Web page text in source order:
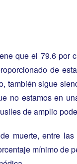
que el 79.6 por
de
también sigue
no estamos en
de amplio
muerte, entre
mínimo de